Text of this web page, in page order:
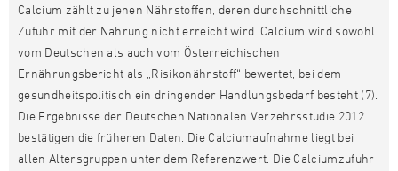
Calcium zählt zu jenen Nährstoffen, deren durchschnittliche
Zufuhr mit der Nahrung nicht erreicht wird. Calcium wird sowohl
vom Deutschen als auch vom Österreichischen
Ernährungsbericht als „Risikonährstoff“ bewertet, bei dem
gesundheitspolitisch ein dringender Handlungsbedarf besteht (7).
Die Ergebnisse der Deutschen Nationalen Verzehrsstudie 2012
bestätigen die früheren Daten. Die Calciumaufnahme liegt bei
allen Altersgruppen unter dem Referenzwert. Die Calciumzufuhr